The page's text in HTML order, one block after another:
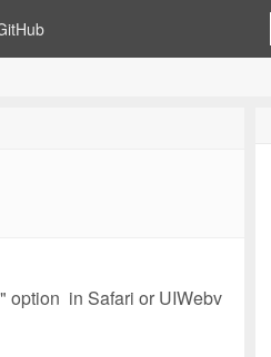
option in Safari or UIWebv